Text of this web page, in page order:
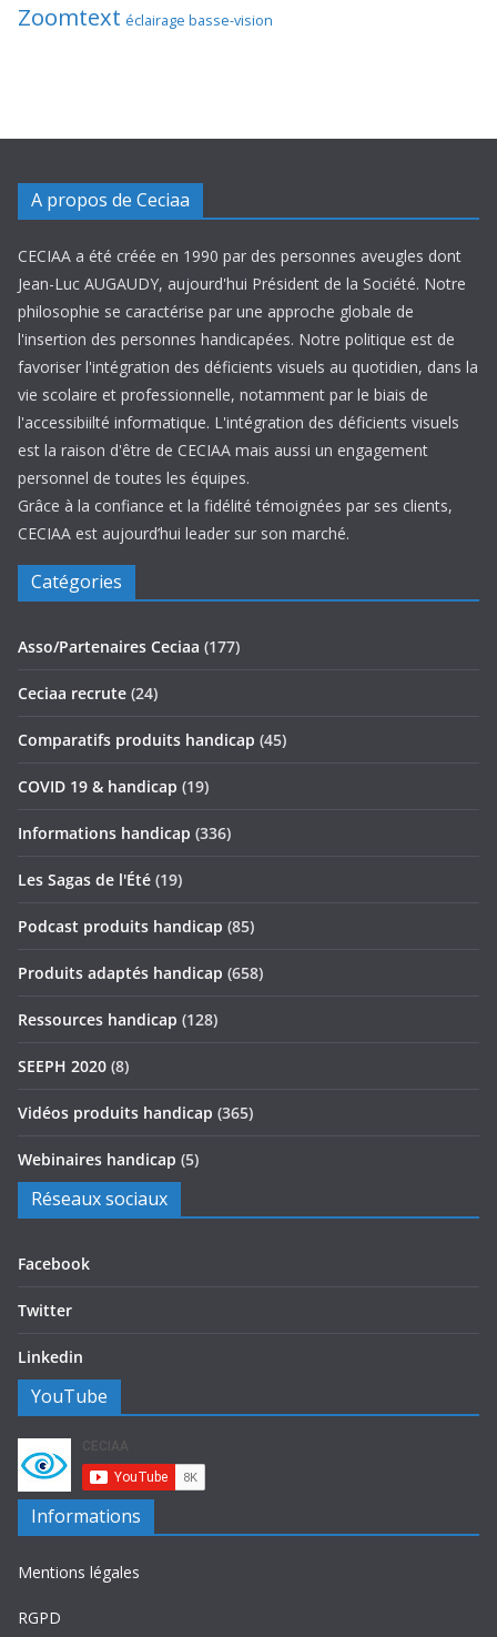
Zoomtext éclairage basse-vision
A propos de Ceciaa
CECIAA a été créée en 1990 par des personnes aveugles dont
Jean-Luc AUGAUDY, aujourd'hui Président de la Société. Notre
philosophie se caractérise par une approche globale de
l'insertion des personnes handicapées. Notre politique est de
favoriser l'intégration des déficients visuels au quotidien, dans la
vie scolaire et professionnelle, notamment par le biais de
l'accessibiilté informatique. L'intégration des déficients visuels
est la raison d'être de CECIAA mais aussi un engagement
personnel de toutes les équipes.
Grâce à la confiance et la fidélité témoignées par ses clients,
CECIAA est aujourd’hui leader sur son marché.
Catégories
Asso/Partenaires Ceciaa (177)
Ceciaa recrute (24)
Comparatifs produits handicap (45)
COVID 19 & handicap (19)
Informations handicap (336)
Les Sagas de l'Été (19)
Podcast produits handicap (85)
Produits adaptés handicap (658)
Ressources handicap (128)
SEEPH 2020 (8)
Vidéos produits handicap (365)
Webinaires handicap (5)
Réseaux sociaux
Facebook
Twitter
Linkedin
YouTube
Informations
Mentions légales
RGPD